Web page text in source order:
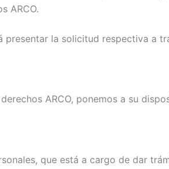
ARCO.
presentar la solicitud respectiva a
ARCO, ponemos a su
que está a cargo de dar